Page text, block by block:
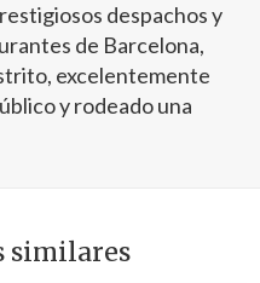
despachos y
de Barcelona,
excelentemente
y rodeado una
similares